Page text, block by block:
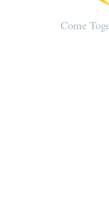
Musik CD III-2Come